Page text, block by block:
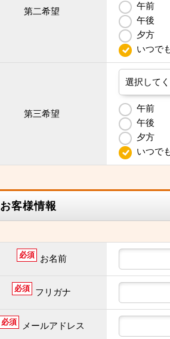
第二希望
午前
午後
夕方
いつで
第三希望
午前
午後
夕方
いつで
お客様情報
必須 お名前
必須 フリガナ
必須 メールアドレス